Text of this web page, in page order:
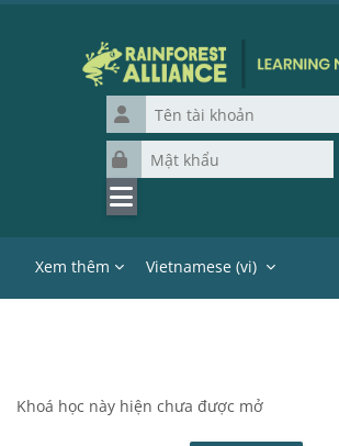
Tên tài khoản
Mật khẩu
Xem thêm Vietnamese ‎(vi)‎
Khoá học này hiện chưa được mở